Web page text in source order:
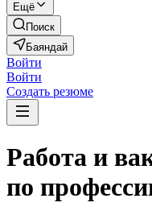
Ещё
Поиск
Баяндай
Войти
Войти
Создать резюме
Работа и
по